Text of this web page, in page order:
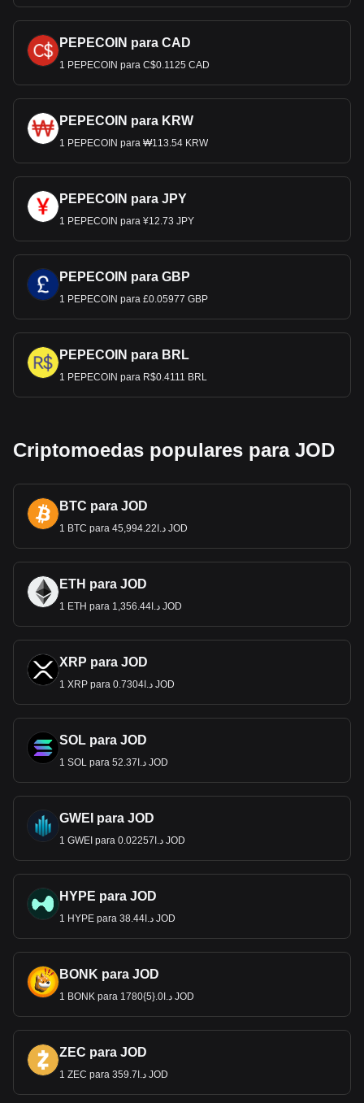
PEPECOIN para CAD
1 PEPECOIN para C$0.1125 CAD
PEPECOIN para KRW
1 PEPECOIN para ₩113.54 KRW
PEPECOIN para JPY
1 PEPECOIN para ¥12.73 JPY
PEPECOIN para GBP
1 PEPECOIN para £0.05977 GBP
PEPECOIN para BRL
1 PEPECOIN para R$0.4111 BRL
Criptomoedas populares para JOD
BTC para JOD
1 BTC para د.ا45,994.22 JOD
ETH para JOD
1 ETH para د.ا1,356.44 JOD
XRP para JOD
1 XRP para د.ا0.7304 JOD
SOL para JOD
1 SOL para د.ا52.37 JOD
GWEI para JOD
1 GWEI para د.ا0.02257 JOD
HYPE para JOD
1 HYPE para د.ا38.44 JOD
BONK para JOD
1 BONK para د.ا0.{5}1780 JOD
ZEC para JOD
1 ZEC para د.ا359.7 JOD